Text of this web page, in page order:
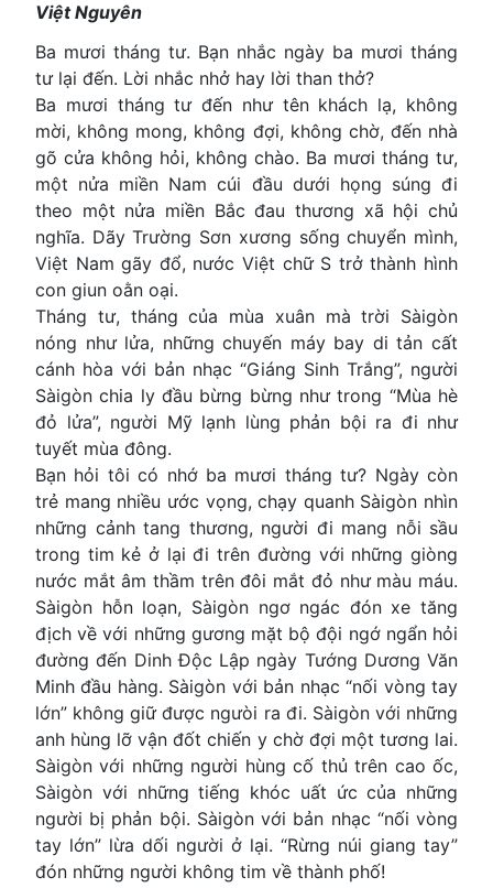
Việt Nguyên
Ba mươi tháng tư. Bạn nhắc ngày ba mươi tháng
tư lại đến. Lời nhắc nhở hay lời than thở?
Ba mươi tháng tư đến như tên khách lạ, không
mời, không mong, không đợi, không chờ, đến nhà
gõ cửa không hỏi, không chào. Ba mươi tháng tư,
một nửa miền Nam cúi đầu dưới họng súng đi
theo một nửa miền Bắc đau thương xã hội chủ
nghĩa. Dãy Trường Sơn xương sống chuyển mình,
Việt Nam gãy đổ, nước Việt chữ S trở thành hình
con giun oằn oại.
Tháng tư, tháng của mùa xuân mà trời Sàigòn
nóng như lửa, những chuyến máy bay di tản cất
cánh hòa với bản nhạc “Giáng Sinh Trắng”, người
Sàigòn chia ly đầu bừng bừng như trong “Mùa hè
đỏ lửa”, người Mỹ lạnh lùng phản bội ra đi như
tuyết mùa đông.
Bạn hỏi tôi có nhớ ba mươi tháng tư? Ngày còn
trẻ mang nhiều ước vọng, chạy quanh Sàigòn nhìn
những cảnh tang thương, người đi mang nỗi sầu
trong tim kẻ ở lại đi trên đường với những giòng
nước mắt âm thầm trên đôi mắt đỏ như màu máu.
Sàigòn hỗn loạn, Sàigòn ngơ ngác đón xe tăng
địch về với những gương mặt bộ đội ngớ ngẩn hỏi
đường đến Dinh Độc Lập ngày Tướng Dương Văn
Minh đầu hàng. Sàigòn với bản nhạc “nối vòng tay
lớn” không giữ được ngưòi ra đi. Sàigòn với những
anh hùng lỡ vận đốt chiến y chờ đợi một tương lai.
Sàigòn với những người hùng cố thủ trên cao ốc,
Sàigòn với những tiếng khóc uất ức của những
người bị phản bội. Sàigòn với bản nhạc “nối vòng
tay lớn” lừa dối người ở lại. “Rừng núi giang tay”
đón những người không tim về thành phố!